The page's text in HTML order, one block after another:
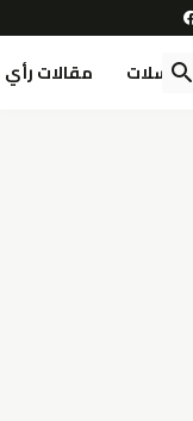
مسلسلات مقالات رأي